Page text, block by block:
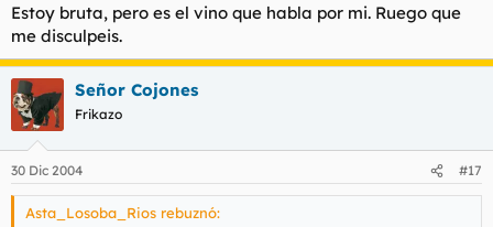
Estoy bruta, pero es el vino que habla por mi. Ruego que
me disculpeis.
Señor Cojones
Frikazo
30 Dic 2004 #17
Asta_Losoba_Rios rebuznó: